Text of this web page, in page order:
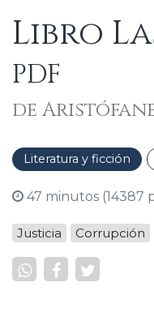
Libro
PDF
de
Literatura y ficción
47 minutos (14387
Justicia Corrupción